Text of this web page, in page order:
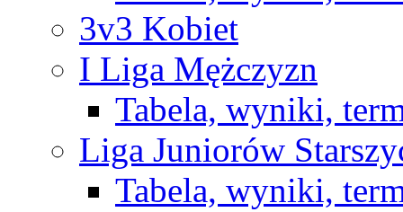
3v3 Kobiet
I Liga Mężczyzn
Tabela, wyniki,
Liga Juniorów
Tabela, wyniki,